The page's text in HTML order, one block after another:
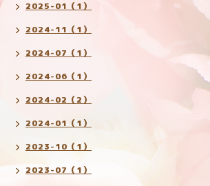
2025-01（1）
2024-11（1）
2024-07（1）
2024-06（1）
2024-02（2）
2024-01（1）
2023-10（1）
2023-07（1）